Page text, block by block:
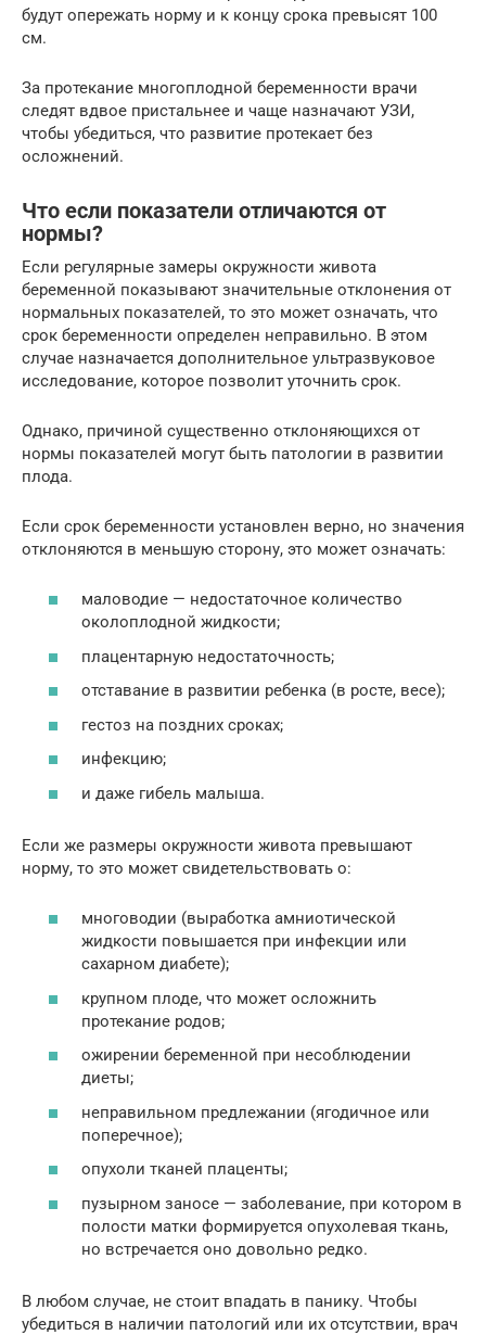
будут опережать норму и к концу срока превысят 100
см.
За протекание многоплодной беременности врачи
следят вдвое пристальнее и чаще назначают УЗИ,
чтобы убедиться, что развитие протекает без
осложнений.
Что если показатели отличаются от
нормы?
Если регулярные замеры окружности живота
беременной показывают значительные отклонения от
нормальных показателей, то это может означать, что
срок беременности определен неправильно. В этом
случае назначается дополнительное ультразвуковое
исследование, которое позволит уточнить срок.
Однако, причиной существенно отклоняющихся от
нормы показателей могут быть патологии в развитии
плода.
Если срок беременности установлен верно, но значения
отклоняются в меньшую сторону, это может означать:
маловодие — недостаточное количество
околоплодной жидкости;
плацентарную недостаточность;
отставание в развитии ребенка (в росте, весе);
гестоз на поздних сроках;
инфекцию;
и даже гибель малыша.
Если же размеры окружности живота превышают
норму, то это может свидетельствовать о:
многоводии (выработка амниотической
жидкости повышается при инфекции или
сахарном диабете);
крупном плоде, что может осложнить
протекание родов;
ожирении беременной при несоблюдении
диеты;
неправильном предлежании (ягодичное или
поперечное);
опухоли тканей плаценты;
пузырном заносе — заболевание, при котором в
полости матки формируется опухолевая ткань,
но встречается оно довольно редко.
В любом случае, не стоит впадать в панику. Чтобы
убедиться в наличии патологий или их отсутствии, врач